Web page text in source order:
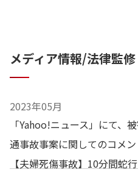
その他分野
・刑事事件被害者参加代理人
・個人法人からの損害賠償
メディア情報/法律監修
2023年05月
「Yahoo!ニュース」にて、
通事故事案に関してのコメ
【夫婦死傷事故】10分間蛇